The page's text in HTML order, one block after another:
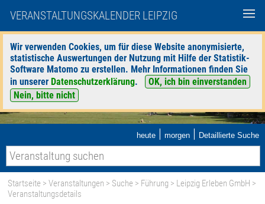
VERANSTALTUNGSKALENDER LEIPZIG
Wir verwenden Cookies, um für diese Website anonymisierte,
statistische Auswertungen der Nutzung mit Hilfe der Statistik-
Software Matomo zu erstellen. Mehr Informationen finden Sie
in unserer Datenschutzerklärung.
OK, ich bin einverstanden
Nein, bitte nicht
heute | morgen | Detaillierte Suche
Startseite >Veranstaltungen > Suche > Führung > Leipzig Erleben GmbH >
Veranstaltungsdetails